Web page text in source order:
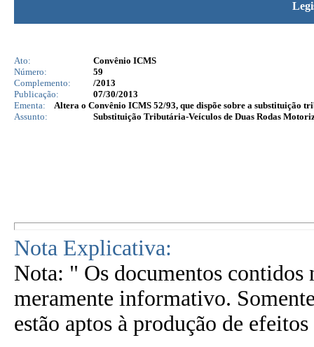
Ato:
Convênio ICMS
Número:
59
Complemento:
/2013
Publicação:
07/30/2013
Ementa:
Altera o Convênio ICMS 52/93, que dispõe sobre a substituição
Assunto:
Substituição Tributária-Veículos de Duas Rodas
Nota Explicativa:
Nota: " Os documentos contidos
meramente informativo.
estão aptos à produção de